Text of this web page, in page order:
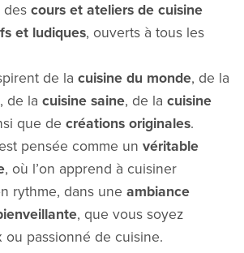
des cours et ateliers de cuisine
et ludiques, ouverts à tous les
de la cuisine du monde, de la
, de la cuisine saine, de la cuisine
que de créations originales.
pensée comme un véritable
, où l’on apprend à cuisiner
rythme, dans une ambiance
, que vous soyez
passionné de cuisine.